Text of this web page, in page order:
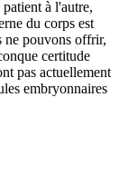
à l'autre,
du corps est
ne pouvons offrir,
certitude
pas actuellement
embryonnaires